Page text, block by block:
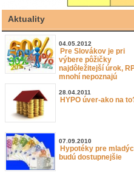
Aktuality
04.05.2012
Pre Slovákov je pri
výbere pôžičky
najdôležitejší úrok,
mnohí nepoznajú
28.04.2011
HYPO úver-ako na
07.09.2010
Hypotéky pre
budú dostupnejšie